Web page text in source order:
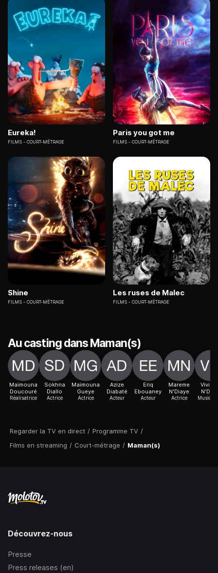
Regarder la TV en direct / Programme TV /
Films en streaming / Court-métrage / Maman(s)
Eureka!
FILMS COURT-MÉTRAGE
Paris you got me
FILMS COURT-MÉTRAGE
Shine
FILMS COURT-MÉTRAGE
Les ruses de Malec
FILMS COURT-MÉTRAGE
Au casting dans Maman(s)
Maïmouna
Doucouré
Réalisatrice
Sokhna
Diallo
Actrice
Maïmouna
Gueye
Actrice
Azize
Diabaté
Acteur
Eriq
Ebouaney
Acteur
Mareme
N'Diaye
Actrice
Découvrez-nous
Presse
Press releases (en)